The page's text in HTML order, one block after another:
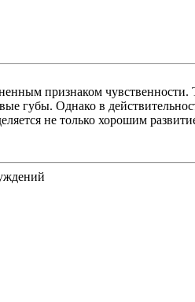
признаком
губы. Однако в
не только хорошим